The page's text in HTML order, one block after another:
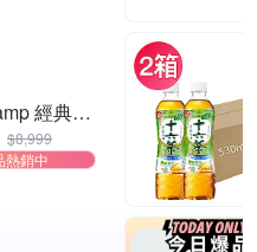
經典包
$8,999
熱銷中